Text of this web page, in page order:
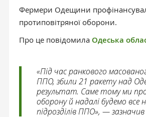
Фермери Одещини
протиповітряної оборони.
Про це повідомила Одеська
«Під час ранкового
ППО, збили 21 ракету над
результат. Саме тому ми
оборону й надалі будемо
підрозділів ППО», —